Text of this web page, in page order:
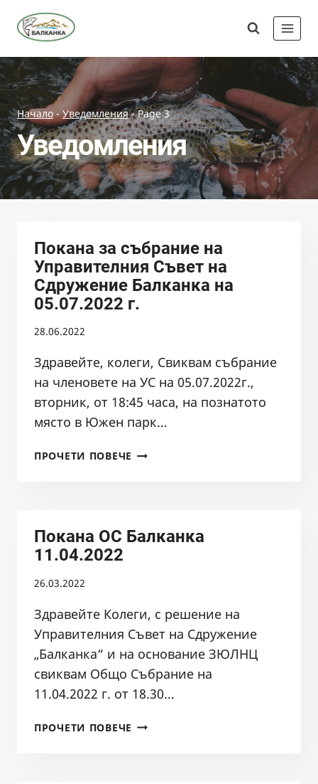
Начало-Уведомления-Page 3
Уведомления
Покана за събрание на
Управителния Съвет на
Сдружение Балканка на
05.07.2022 г.
28.06.2022
Здравейте, колеги, Свиквам събрание
на членовете на УС на 05.07.2022г.,
вторник, от 18:45 часа, на познатото
място в Южен парк…
ПРОЧЕТИ ПОВЕЧЕ ПОКАНА
СЪВЕТ
05.07.2022
Г.
Покана ОС Балканка
11.04.2022
26.03.2022
Здравейте Колеги, с решение на
Управителния Съвет на Сдружение
„Балканка“ и на основание ЗЮЛНЦ
свиквам Общо Събрание на
11.04.2022 г. от 18.30…
ПРОЧЕТИ ПОВЕЧЕ ПОКАНА